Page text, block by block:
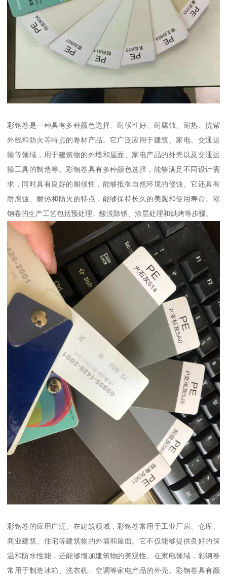
彩钢卷是一种具有多种颜色选择、耐候性好、耐腐蚀、耐热、抗紫
外线和防火等特点的卷材产品。它广泛应用于建筑、家电、交通运
输等领域，用于建筑物的外墙和屋面、家电产品的外壳以及交通运
输工具的制造等。彩钢卷具有多种颜色选择，能够满足不同设计需
求，同时具有良好的耐候性，能够抵御自然环境的侵蚀。它还具有
耐腐蚀、耐热和防火的特点，能够保持长久的美观和使用寿命。彩
钢卷的生产工艺包括预处理、酸洗除锈、涂层处理和烘烤等步骤。
彩钢卷的应用广泛。在建筑领域，彩钢卷常用于工业厂房、仓库、
商业建筑、住宅等建筑物的外墙和屋面。它不仅能够提供良好的保
温和防水性能，还能够增加建筑物的美观性。在家电领域，彩钢卷
常用于制造冰箱、洗衣机、空调等家电产品的外壳。彩钢卷具有颜